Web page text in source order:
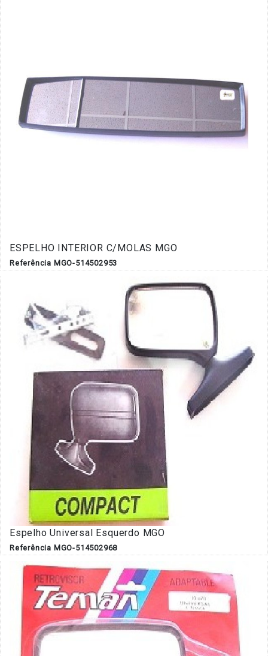
ESPELHO INTERIOR C/MOLAS MGO
Referência MGO-514502953
Espelho Universal Esquerdo MGO
Referência MGO-514502968